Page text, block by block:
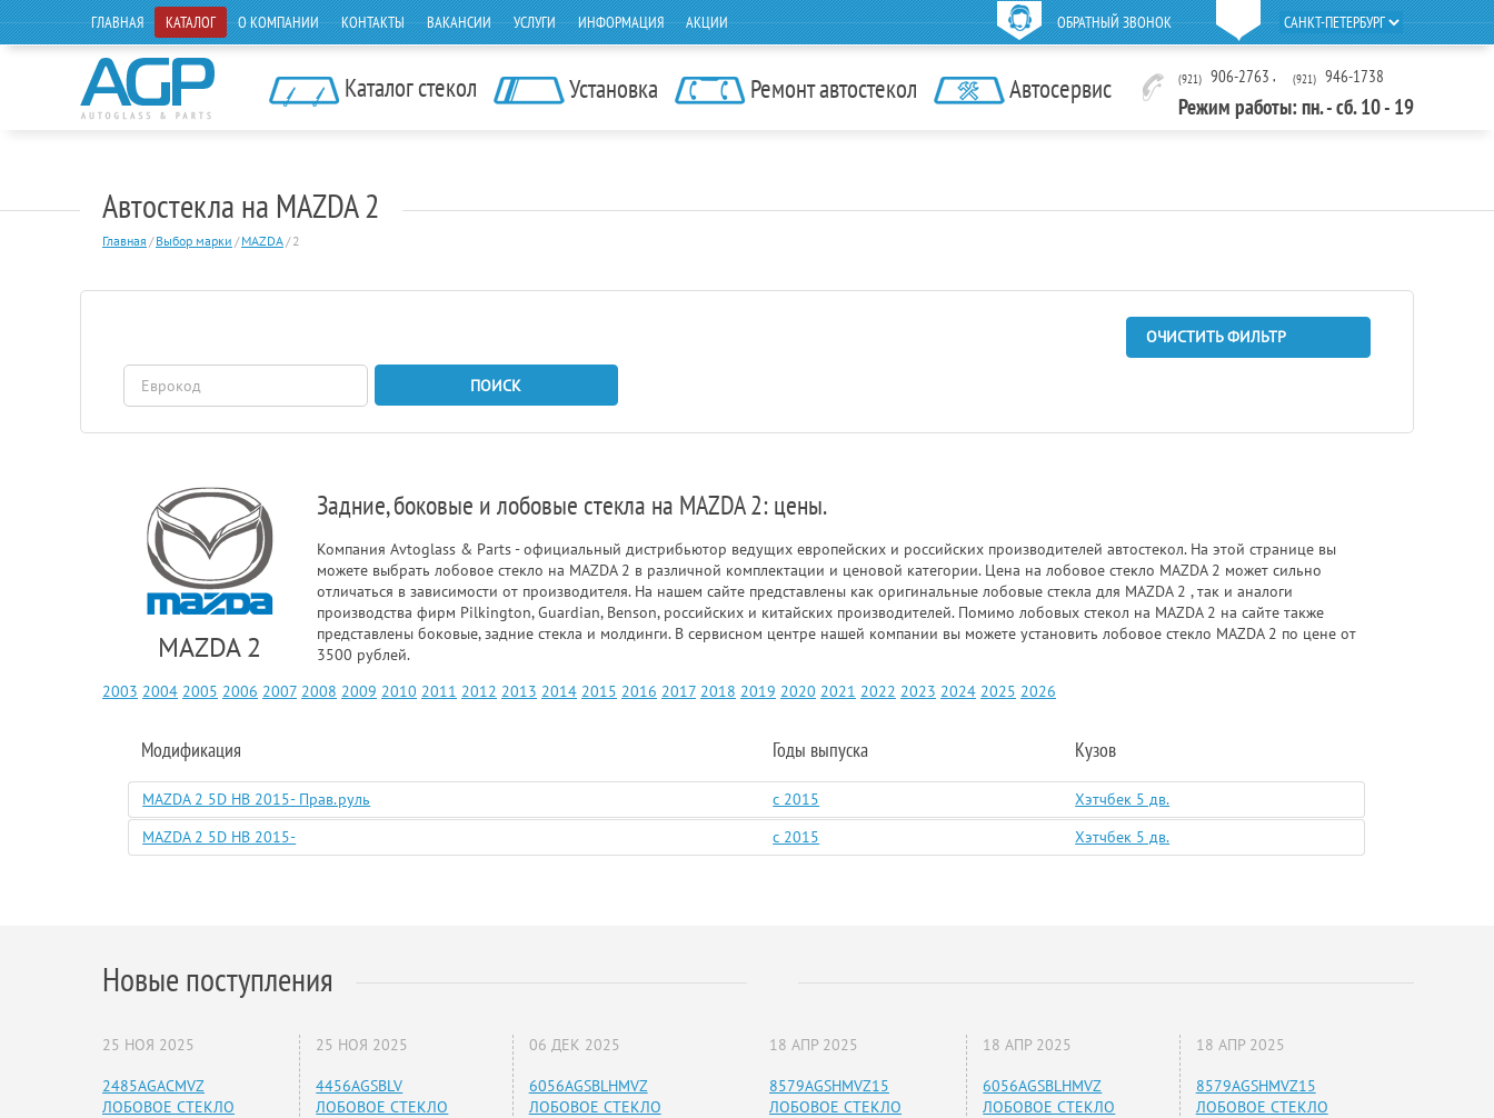
ОБРАТНЫЙ ЗВОНОК
ГЛАВНАЯ КАТАЛОГ О КОМПАНИИ КОНТАКТЫ ВАКАНСИИ УСЛУГИ ИНФОРМАЦИЯ АКЦИИ
Каталог стекол Установка Ремонт автостекол Автосервис (921) 906-2763 , (921) 946-1738
Режим работы: пн. - сб. 10 - 19
Автостекла на MAZDA 2
Главная / Выбор марки / MAZDA/ 2
ОЧИСТИТЬ ФИЛЬТР
ПОИСК
MAZDA 2
Задние, боковые и лобовые стекла на MAZDA 2: цены.
Компания Avtoglass & Parts - официальный дистрибьютор ведущих европейских и российских производителей автостекол. На этой странице вы
можете выбрать лобовое стекло на MAZDA 2 в различной комплектации и ценовой категории. Цена на лобовое стекло MAZDA 2 может сильно
отличаться в зависимости от производителя. На нашем сайте представлены как оригинальные лобовые стекла для MAZDA 2 , так и аналоги
производства фирм Pilkington, Guardian, Benson, российских и китайских производителей. Помимо лобовых стекол на MAZDA 2 на сайте также
представлены боковые, задние стекла и молдинги. В сервисном центре нашей компании вы можете установить лобовое стекло MAZDA 2 по цене от
3500 рублей.
2003 2004 2005 2006 2007 2008 2009 2010 2011 2012 2013 2014 2015 2016 2017 2018 2019 2020 2021 2022 2023 2024 2025 2026
Модификация Годы выпуска Кузов
MAZDA 2 5D HB 2015- Прав.руль c 2015
Хэтчбек 5 дв.
MAZDA 2 5D HB 2015-
c 2015 Хэтчбек 5 дв.
Новые поступления
25 НОЯ 2025
2485AGACMVZ
ЛОБОВОЕ СТЕКЛО
25 НОЯ 2025
4456AGSBLV
ЛОБОВОЕ СТЕКЛО
06 ДЕК 2025
6056AGSBLHMVZ
ЛОБОВОЕ СТЕКЛО
18 АПР 2025
8579AGSHMVZ15
ЛОБОВОЕ СТЕКЛО
18 АПР 2025
6056AGSBLHMVZ
ЛОБОВОЕ СТЕКЛО
18 АПР 2025
8579AGSHMVZ15
ЛОБОВОЕ СТЕКЛО